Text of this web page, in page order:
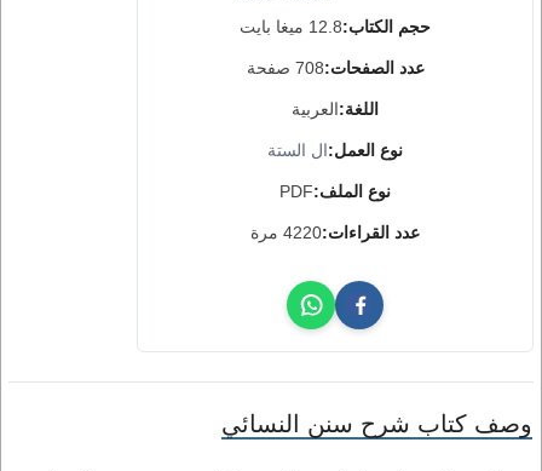
حجم الكتاب:12.8 ميغا بايت
عدد الصفحات:708 صفحة
اللغة:العربية
نوع العمل:ال الستة
نوع الملف:PDF
عدد القراءات:4220 مرة
وصف كتاب شرح سنن النسائي